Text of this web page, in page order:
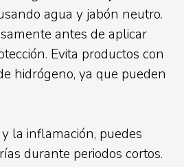
agua y jabón neutro.
antes de aplicar
Evita productos con
hidrógeno, ya que pueden
la inflamación, puedes
durante periodos cortos.